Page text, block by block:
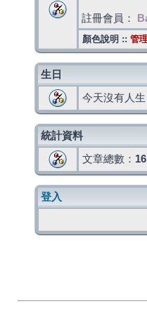
註冊會員：
顏色說明 :: 管
生日
今天沒有人生
統計資料
文章總數：
登入